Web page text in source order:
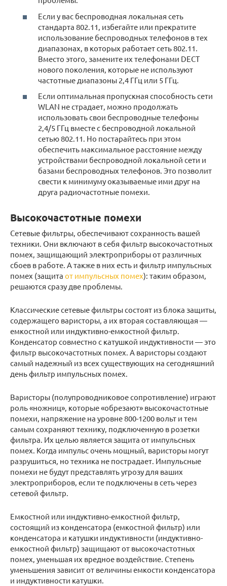
Если у вас беспроводная локальная сеть
стандарта 802.11, избегайте или прекратите
использование беспроводных телефонов в тех
диапазонах, в которых работает сеть 802.11.
Вместо этого, замените их телефонами DECT
нового поколения, которые не используют
частотные диапазоны 2,4 ГГц или 5 ГГц.
Если оптимальная пропускная способность сети
WLAN не страдает, можно продолжать
использовать свои беспроводные телефоны
2,4/5 ГГц вместе с беспроводной локальной
сетью 802.11. Но постарайтесь при этом
обеспечить максимальное расстояние между
устройствами беспроводной локальной сети и
базами беспроводных телефонов. Это позволит
свести к минимуму оказываемые ими друг на
друга радиочастотные помехи.
Высокочастотные помехи
Сетевые фильтры, обеспечивают сохранность вашей
техники. Они включают в себя фильтр высокочастотных
помех, защищающий электроприборы от различных
сбоев в работе. А также в них есть и фильтр импульсных
помех (защита от импульсных помех): таким образом,
решаются сразу две проблемы.
Классические сетевые фильтры состоят из блока защиты,
содержащего варисторы, а их вторая составляющая —
емкостной или индуктивно-емкостной фильтр.
Конденсатор совместно с катушкой индуктивности — это
фильтр высокочастотных помех. А варисторы создают
самый надежный из всех существующих на сегодняшний
день фильтр импульсных помех.
Варисторы (полупроводниковое сопротивление) играют
роль «ножниц», которые «обрезают» высокочастотные
помехи, напряжение на уровне 800-1200 вольт и тем
самым сохраняют технику, подключенную в розетки
фильтра. Их целью является защита от импульсных
помех. Когда импульс очень мощный, варисторы могут
разрушиться, но техника не пострадает. Импульсные
помехи не будут представлять угрозу для ваших
электроприборов, если те подключены в сеть через
сетевой фильтр.
Емкостной или индуктивно-емкостной фильтр,
состоящий из конденсатора (емкостной фильтр) или
конденсатора и катушки индуктивности (индуктивно-
емкостной фильтр) защищают от высокочастотных
помех, уменьшая их вредное воздействие. Степень
уменьшения зависит от величины емкости конденсатора
и индуктивности катушки.